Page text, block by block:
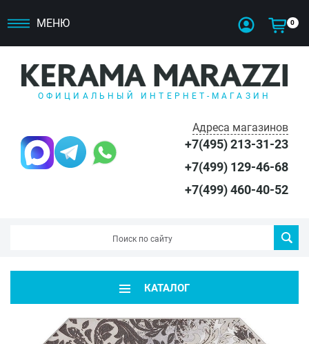
МЕНЮ 0
ОФИЦИАЛЬНЫЙ ИНТЕРНЕТ-МАГАЗИН
Адреса магазинов
+7(495) 213-31-23
+7(499) 129-46-68
+7(499) 460-40-52
КАТАЛОГ